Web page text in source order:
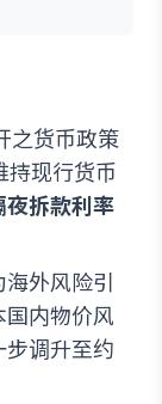
之货币政策
持现行货币
拆款利率
外风险引
内物价风
调升至约